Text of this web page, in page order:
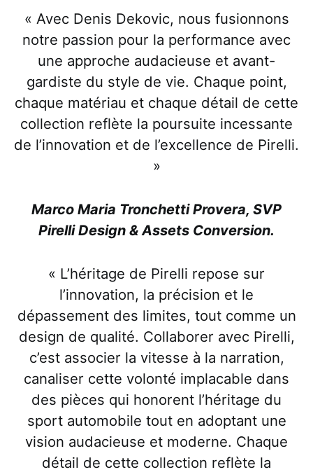
« Avec Denis Dekovic, nous fusionnons
notre passion pour la performance avec
une approche audacieuse et avant-
gardiste du style de vie. Chaque point,
chaque matériau et chaque détail de cette
collection reflète la poursuite incessante
de l’innovation et de l’excellence de Pirelli.
»
Marco Maria Tronchetti Provera, SVP
Pirelli Design & Assets Conversion.
« L’héritage de Pirelli repose sur
l’innovation, la précision et le
dépassement des limites, tout comme un
design de qualité. Collaborer avec Pirelli,
c’est associer la vitesse à la narration,
canaliser cette volonté implacable dans
des pièces qui honorent l’héritage du
sport automobile tout en adoptant une
vision audacieuse et moderne. Chaque
détail de cette collection reflète la